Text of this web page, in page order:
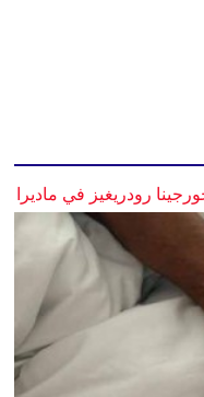
رودريغيز في ماديرا